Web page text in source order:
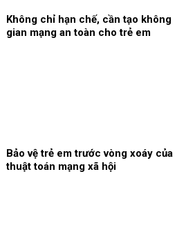
Không chỉ hạn chế, cần tạo không
gian mạng an toàn cho trẻ em
Bảo vệ trẻ em trước vòng xoáy của
thuật toán mạng xã hội